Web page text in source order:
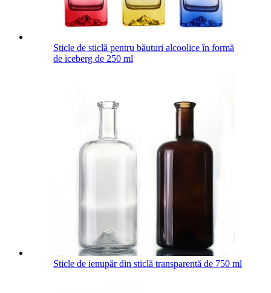
Sticle de sticlă pentru băuturi alcoolice în formă
de iceberg de 250 ml
Sticle de ienupăr din sticlă transparentă de 750 ml